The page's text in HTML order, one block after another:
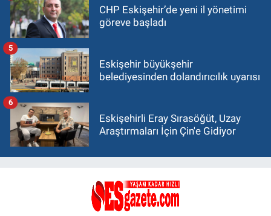
CHP Eskişehir’de yeni il yönetimi
göreve başladı
Eskişehir büyükşehir
belediyesinden dolandırıcılık uyarısı
5
Eskişehirli Eray Sırasöğüt, Uzay
Araştırmaları İçin Çin'e Gidiyor
6